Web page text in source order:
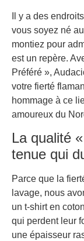
Il y a des
vous soyez né
montiez pour
est un repère.
Préféré »,
votre fierté
hommage à ce
amoureux du
La qualité
tenue qui
Parce que la
lavage, nous
un t-shirt en
qui perdent leur
une épaisseur